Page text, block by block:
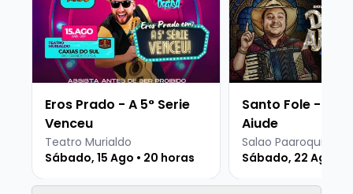
Eros Prado - A 5° Serie
Venceu
Teatro Murialdo
Sábado, 15 Ago • 20 horas
Santo Fole - Deus que
Ajude
Sábado, 22 Ago •